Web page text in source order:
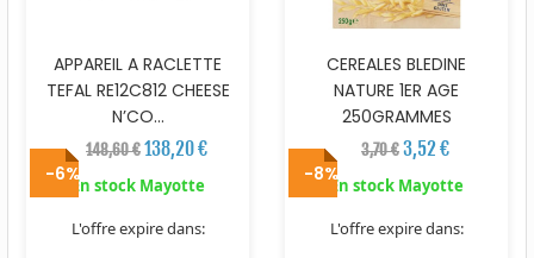
APPAREIL A RACLETTE
TEFAL RE12C812 CHEESE
N’CO...
148,60 €138,20 €
En stock Mayotte
L'offre expire dans:
CEREALES BLEDINE
NATURE 1ER AGE
250GRAMMES
3,70 €3,52 €
En stock Mayotte
L'offre expire dans:
-6% -8%